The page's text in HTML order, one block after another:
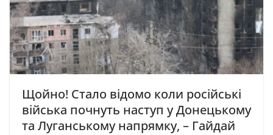
Щойно! Стало відомо коли російські
війська почнуть наступ у Донецькому
та Луганському напрямку, – Гайдай